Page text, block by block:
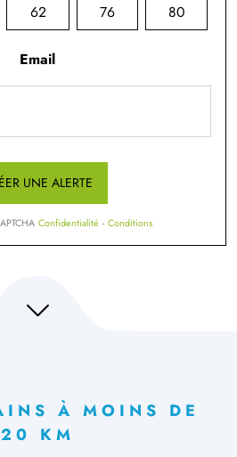
62 76 80
Email
UNE ALERTE
Confidentialité - Conditions
À MOINS DE
20 KM